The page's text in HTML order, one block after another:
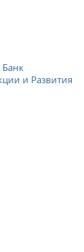
Банк
и Развития